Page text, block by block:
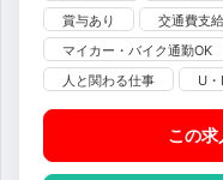
賞与あり
交通費支給
マイカー・バイク通勤OK
人と関わる仕事
U
この